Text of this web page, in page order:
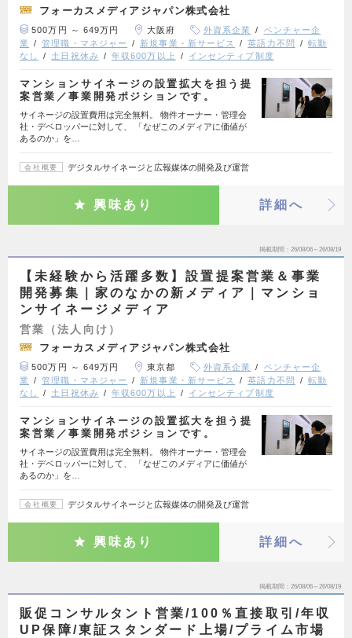
フォーカスメディアジャパン株式会社
500万円 ～ 649万円 大阪府 外資系企業
ベンチャー企
業
管理職・マネジャー 新規事業・新サービス 英語力不問
転勤
なし
土日祝休み 年収600万以上 インセンティブ制度
マンションサイネージの設置拡大を担う提
案営業／事業開発ポジションです。
サイネージの設置費用は完全無料。 物件オーナー・管理会
社・デベロッパーに対して、 「なぜこのメディアに価値が
あるのか」を…
会社概要 デジタルサイネージと広報媒体の開発及び運営
興味あり 詳細へ
掲載期間 26/08/06～26/08/19
【未経験から活躍多数】設置提案営業＆事業
開発募集｜家のなかの新メディア｜マンショ
ンサイネージメディア
営業（法人向け）
フォーカスメディアジャパン株式会社
500万円 ～ 649万円 東京都 外資系企業
ベンチャー企
業
管理職・マネジャー 新規事業・新サービス 英語力不問
転勤
なし
土日祝休み 年収600万以上 インセンティブ制度
マンションサイネージの設置拡大を担う提
案営業／事業開発ポジションです。
サイネージの設置費用は完全無料。 物件オーナー・管理会
社・デベロッパーに対して、 「なぜこのメディアに価値が
あるのか」を…
会社概要 デジタルサイネージと広報媒体の開発及び運営
興味あり 詳細へ
掲載期間 26/08/06～26/08/19
販促コンサルタント営業/100％直接取引/年収
UP保障/東証スタンダード上場/プライム市場